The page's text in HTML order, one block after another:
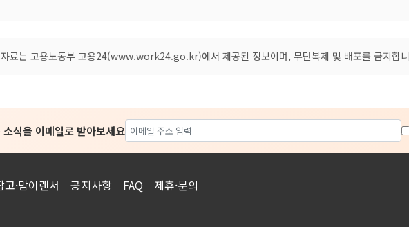
료는 고용노동부 고용24(www.work24.go.kr)에서 제공된 정보이며, 무단복제 및 배포를 금지합
식을 이메일로 받아보세요
고·맘이랜서 공지사항 FAQ 제휴·문의